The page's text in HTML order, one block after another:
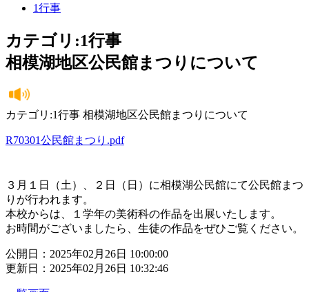
1行事
カテゴリ:1行事
相模湖地区公民館まつりについて
カテゴリ:1行事 相模湖地区公民館まつりについて
R70301公民館まつり.pdf
３月１日（土）、２日（日）に相模湖公民館にて公民館まつ
りが行われます。
本校からは、１学年の美術科の作品を出展いたします。
お時間がございましたら、生徒の作品をぜひご覧ください。
公開日：2025年02月26日 10:00:00
更新日：2025年02月26日 10:32:46